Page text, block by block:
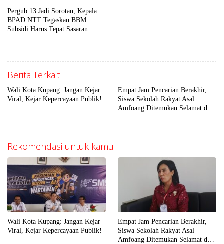
Pergub 13 Jadi Sorotan, Kepala
BPAD NTT Tegaskan BBM
Subsidi Harus Tepat Sasaran
Berita Terkait
Wali Kota Kupang: Jangan Kejar
Viral, Kejar Kepercayaan Publik!
Empat Jam Pencarian Berakhir,
Siswa Sekolah Rakyat Asal
Amfoang Ditemukan Selamat dan
Rekomendasi untuk kamu
Wali Kota Kupang: Jangan Kejar
Viral, Kejar Kepercayaan Publik!
Empat Jam Pencarian Berakhir,
Siswa Sekolah Rakyat Asal
Amfoang Ditemukan Selamat dan